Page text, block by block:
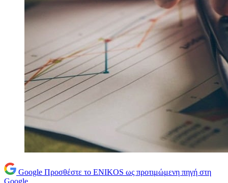
Google Προσθέστε το ENIKOS ως προτιμώμενη πηγή στη